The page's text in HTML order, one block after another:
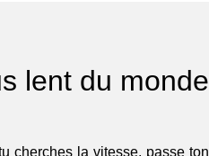
lent du monde
cherches la vitesse, passe ton